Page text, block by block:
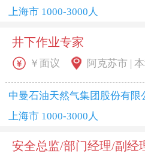
上海市 1000-3000人
井下作业专家
￥面议 阿克苏市 |
中曼石油天然气集团股份有限
上海市 1000-3000人
安全总监/部门经理/副经